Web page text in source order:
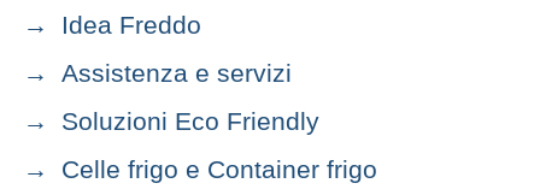
Idea Freddo
Assistenza e servizi
Soluzioni Eco Friendly
Celle frigo e Container frigo